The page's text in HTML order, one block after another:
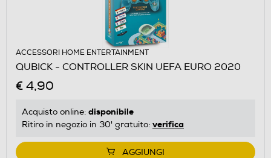
ACCESSORI HOME ENTERTAINMENT
QUBICK - CONTROLLER SKIN UEFA EURO 2020
€ 4,90
Acquisto online: disponibile
Ritiro in negozio in 30' gratuito: verifica
AGGIUNGI